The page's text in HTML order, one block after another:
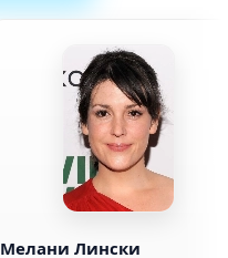
Мелани Лински